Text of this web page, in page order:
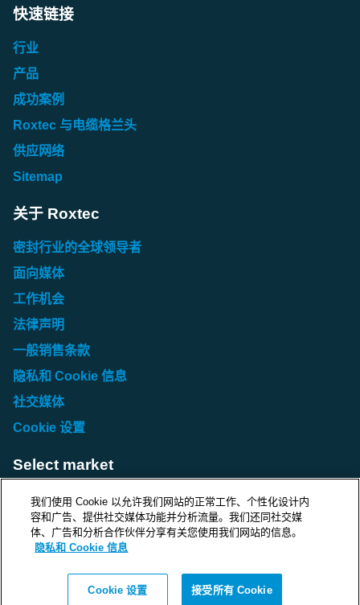
快速链接
行业
产品
成功案例
Roxtec 与电缆格兰头
供应网络
Sitemap
关于 Roxtec
密封行业的全球领导者
面向媒体
工作机会
法律声明
一般销售条款
隐私和 Cookie 信息
社交媒体
Cookie 设置
Select market
Choose local site
Protecting life and assets
我们使用 Cookie 以允许我们网站的正常工作、个性化设计内
容和广告、提供社交媒体功能并分析流量。我们还同社交媒
体、广告和分析合作伙伴分享有关您使用我们网站的信息。
隐私和 Cookie 信息
Cookie 设置 接受所有 Cookie